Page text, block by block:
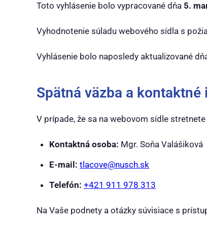
Toto vyhlásenie bolo vypracované dňa 5.
Vyhodnotenie súladu webového sídla s
Vyhlásenie bolo naposledy aktualizované
Spätná väzba a
V prípade, že sa na webovom sídle
Kontaktná osoba: Mgr. Soňa Valášiková
E-mail: tlacove@nusch.sk
Telefón: +421 911 978 313
Na Vaše podnety a otázky súvisiace s